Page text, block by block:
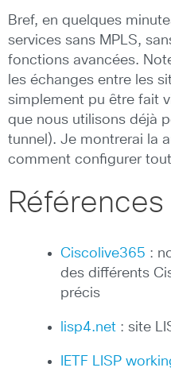
Bref, en quelques
services sans MPLS,
fonctions avancées.
les échanges entre les
simplement pu être fait
que nous utilisons déjà
tunnel). Je montrerai la
comment configurer
Références
Ciscolive365 :
des différents
précis
lisp4.net : site
IETF LISP